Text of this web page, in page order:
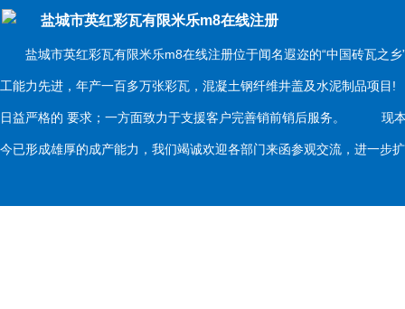
盐城市英红彩瓦有限米乐m8在线注册
盐城市英红彩瓦有限米乐m8在线注册位于闻名遐迩的“中国砖瓦之乡
工能力先进，年产一百多万张彩瓦，混凝土钢纤维井盖及水泥制品项
日益严格的 要求；一方面致力于支援客户完善销前销后服务。 现本
今已形成雄厚的成产能力，我们竭诚欢迎各部门来函参观交流，进一